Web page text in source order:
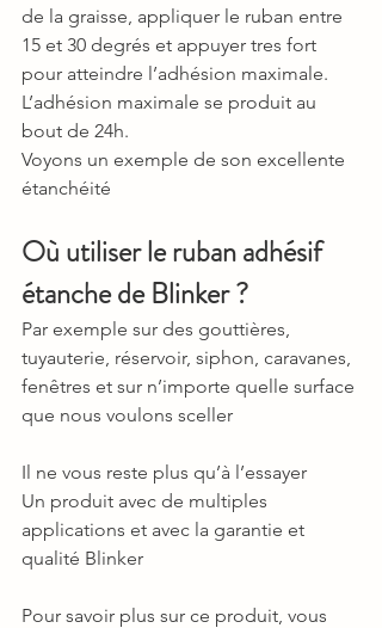
de la graisse, appliquer le ruban entre
15 et 30 degrés et appuyer tres fort
pour atteindre l’adhésion maximale.
L’adhésion maximale se produit au
bout de 24h.
Voyons un exemple de son excellente
étanchéité
Où utiliser le ruban adhésif
étanche de Blinker ?
Par exemple sur des gouttières,
tuyauterie, réservoir, siphon, caravanes,
fenêtres et sur n’importe quelle surface
que nous voulons sceller
Il ne vous reste plus qu’à l’essayer
Un produit avec de multiples
applications et avec la garantie et
qualité Blinker
Pour savoir plus sur ce produit, vous